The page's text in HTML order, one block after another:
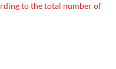
to the total number of